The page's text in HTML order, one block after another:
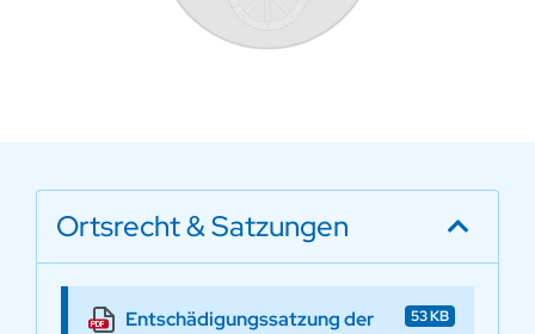
Ortsrecht & Satzungen
Entschädigungssatzung der
53 KB